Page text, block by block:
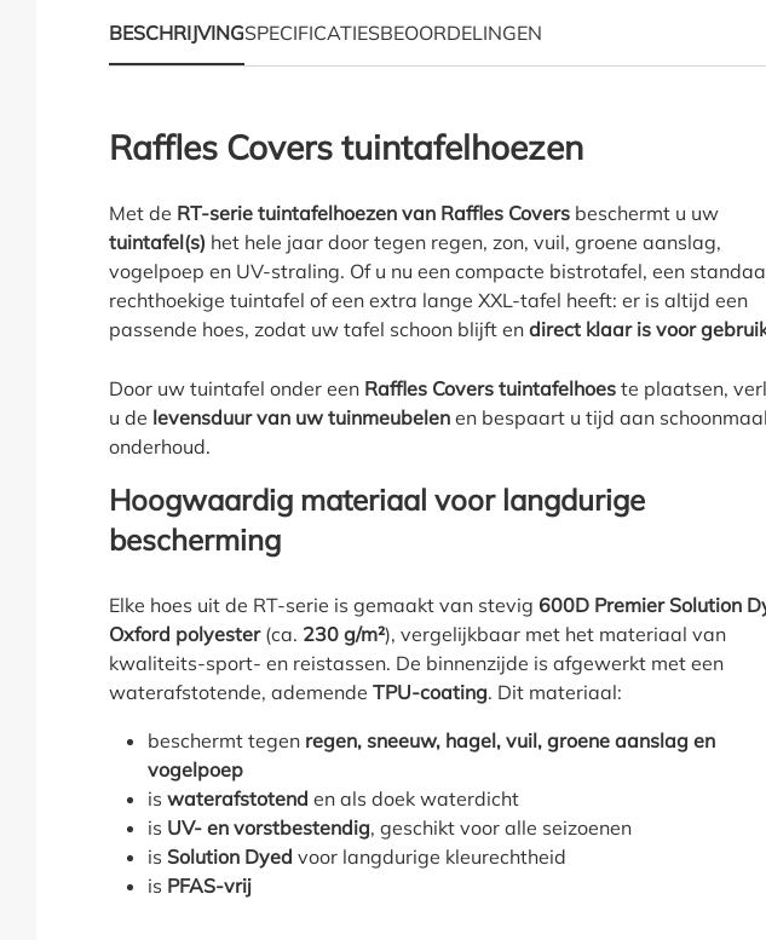
BESCHRIJVINGSPECIFICATIESBEOORDELINGEN
Productinformatie "Raffles
Raffles Covers tuintafelhoezen
Met de RT-serie tuintafelhoezen van Raffles Covers beschermt u uw
tuintafel(s) het hele jaar door tegen regen, zon, vuil, groene aanslag,
vogelpoep en UV-straling. Of u nu een compacte bistrotafel, een
rechthoekige tuintafel of een extra lange XXL-tafel heeft: er is altijd een
passende hoes, zodat uw tafel schoon blijft en direct klaar is voor
Door uw tuintafel onder een Raffles Covers tuintafelhoes te plaatsen,
u de levensduur van uw tuinmeubelen en bespaart u tijd aan
onderhoud.
Hoogwaardig materiaal voor langdurige
bescherming
Elke hoes uit de RT-serie is gemaakt van stevig 600D Premier Solution
Oxford polyester(ca. 230 g/m²), vergelijkbaar met het materiaal van
kwaliteits-sport- en reistassen. De binnenzijde is afgewerkt met een
waterafstotende, ademende TPU-coating. Dit materiaal:
beschermt tegen regen, sneeuw, hagel, vuil, groene aanslag en
vogelpoep
is waterafstotend en als doek waterdicht
is UV- en vorstbestendig, geschikt voor alle seizoenen
is Solution Dyed voor langdurige kleurechtheid
is PFAS-vrij